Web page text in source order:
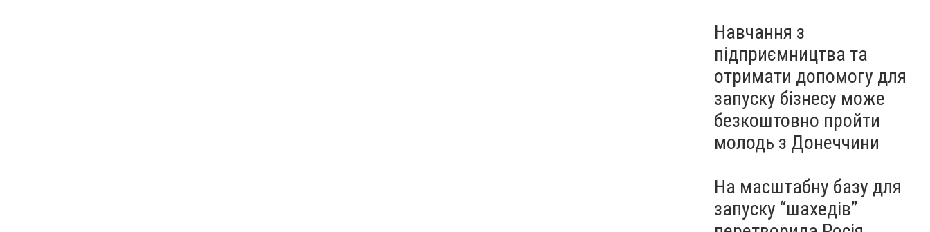
Навчання з
підприємництва та
отримати допомогу для
запуску бізнесу може
безкоштовно пройти
молодь з Донеччини
На масштабну базу для
запуску “шахедів”